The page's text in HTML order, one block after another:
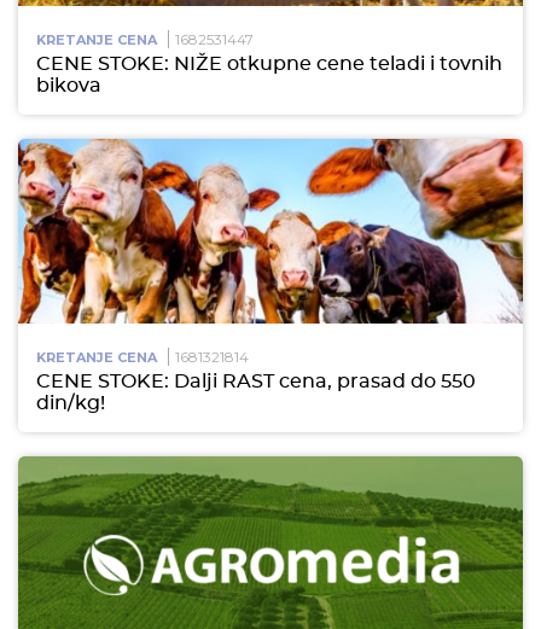
KRETANJE CENA 1682531447
CENE STOKE: NIŽE otkupne cene teladi i tovnih
bikova
KRETANJE CENA 1681321814
CENE STOKE: Dalji RAST cena, prasad do 550
din/kg!